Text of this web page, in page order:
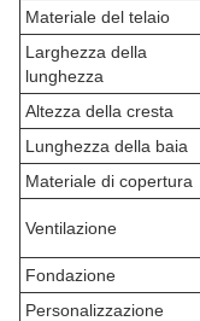
Materiale del telaio
Larghezza della
lunghezza
Altezza della cresta
Lunghezza della baia
Materiale di copertura
Ventilazione
Fondazione
Personalizzazione